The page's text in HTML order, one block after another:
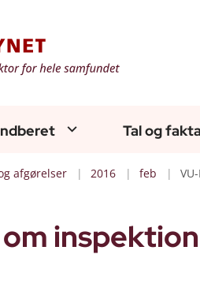
Tal og fakta
afgørelser 2016 feb